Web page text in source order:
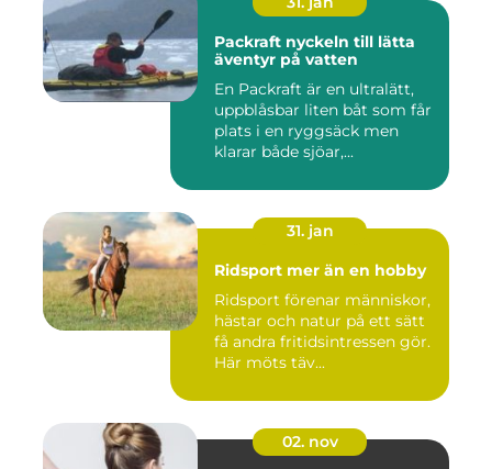
Packraft nyckeln till lätta
äventyr på vatten
En Packraft är en ultralätt,
uppblåsbar liten båt som får
plats i en ryggsäck men
klarar både sjöar,...
31. jan
Ridsport mer än en hobby
Ridsport förenar människor,
hästar och natur på ett sätt
få andra fritidsintressen gör.
Här möts täv...
02. nov